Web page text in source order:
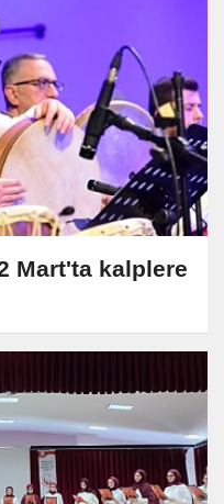
Mart'ta kalplere